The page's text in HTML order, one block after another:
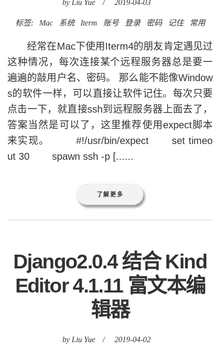
by Liu Yue / 2019-04-03
标签: Mac 系统 Iterm 账号 登录 密码 记住 常用
经常在Mac下使用Iterm4的朋友肯定遇见过
这种情况，每次连接某个远程服务器总是要一
遍遍的敲用户名、密码。 那么能不能像Window
s的软件一样，可以直接让软件记住。每次只要
点击一下，就直接ssh到远程服务器上面去了，
答案当然是可以了，这里推荐使用expect脚本
来实现。 #!/usr/bin/expect set timeo
ut 30 spawn ssh -p [......
了解更多
Django2.0.4 结合 Kind
Editor 4.1.11 富文本编
辑器
by Liu Yue / 2019-04-02